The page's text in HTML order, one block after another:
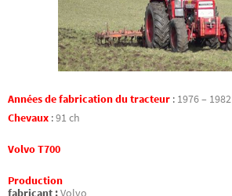
Années de fabrication du tracteur : 1976 – 1982
Chevaux :91 ch
Volvo T700
Production